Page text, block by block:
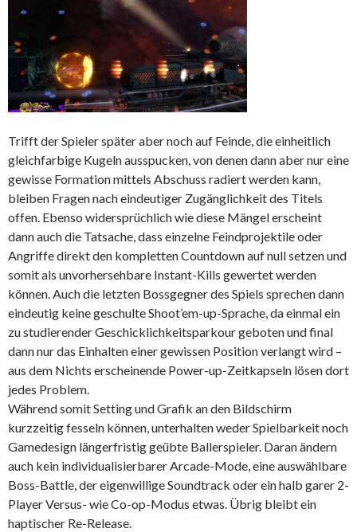
Trifft der Spieler später aber noch auf Feinde, die einheitlich
gleichfarbige Kugeln ausspucken, von denen dann aber nur eine
gewisse Formation mittels Abschuss radiert werden kann,
bleiben Fragen nach eindeutiger Zugänglichkeit des Titels
offen. Ebenso widersprüchlich wie diese Mängel erscheint
dann auch die Tatsache, dass einzelne Feindprojektile oder
Angriffe direkt den kompletten Countdown auf null setzen und
somit als unvorhersehbare Instant-Kills gewertet werden
können. Auch die letzten Bossgegner des Spiels sprechen dann
eindeutig keine geschulte Shoot’em-up-Sprache, da einmal ein
zu studierender Geschicklichkeitsparkour geboten und final
dann nur das Einhalten einer gewissen Position verlangt wird –
aus dem Nichts erscheinende Power-up-Zeitkapseln lösen dort
jedes Problem.
Während somit Setting und Grafik an den Bildschirm
kurzzeitig fesseln können, unterhalten weder Spielbarkeit noch
Gamedesign längerfristig geübte Ballerspieler. Daran ändern
auch kein individualisierbarer Arcade-Mode, eine auswählbare
Boss-Battle, der eigenwillige Soundtrack oder ein halb garer 2-
Player Versus- wie Co-op-Modus etwas. Übrig bleibt ein
haptischer Re-Release.